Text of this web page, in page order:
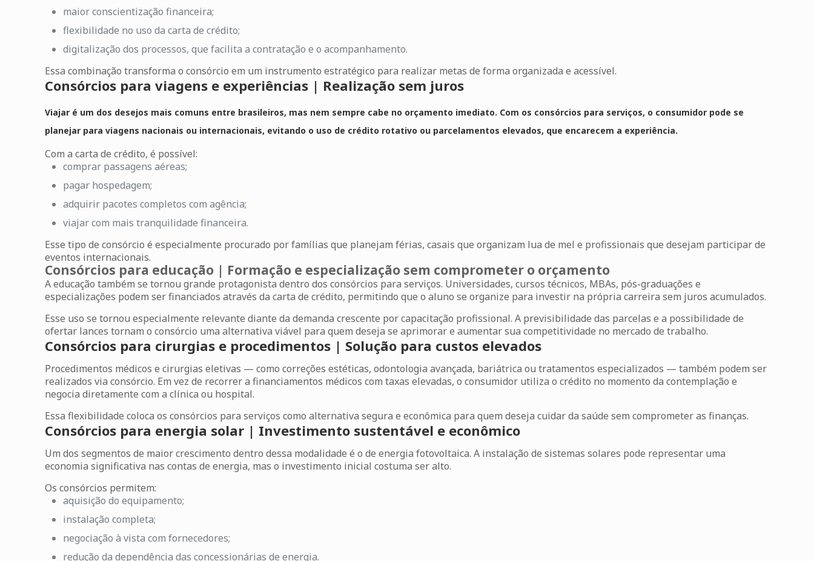
maior conscientização financeira;
flexibilidade no uso da carta de crédito;
digitalização dos processos, que facilita a contratação e o acompanhamento.
Essa combinação transforma o consórcio em um instrumento estratégico para realizar metas de forma organizada e acessível.
Consórcios para viagens e experiências | Realização sem juros
Viajar é um dos desejos mais comuns entre brasileiros, mas nem sempre cabe no orçamento imediato. Com os consórcios para serviços, o consumidor pode se
planejar para viagens nacionais ou internacionais, evitando o uso de crédito rotativo ou parcelamentos elevados, que encarecem a experiência.
Com a carta de crédito, é possível:
comprar passagens aéreas;
pagar hospedagem;
adquirir pacotes completos com agência;
viajar com mais tranquilidade financeira.
Esse tipo de consórcio é especialmente procurado por famílias que planejam férias, casais que organizam lua de mel e profissionais que desejam participar de
eventos internacionais.
Consórcios para educação | Formação e especialização sem comprometer o orçamento
A educação também se tornou grande protagonista dentro dosconsórcios para serviços. Universidades, cursos técnicos, MBAs, pós-graduações e
especializações podem ser financiados através da carta de crédito, permitindo que o aluno se organize para investir na própria carreira sem juros acumulados.
Esse uso se tornou especialmente relevante diante da demanda crescente por capacitação profissional. A previsibilidade das parcelas e a possibilidade de
ofertar lances tornam o consórcio uma alternativa viável para quem deseja se aprimorar e aumentar sua competitividade no mercado de trabalho.
Consórcios para cirurgias e procedimentos | Solução para custos elevados
Procedimentos médicos e cirurgias eletivas — como correções estéticas, odontologia avançada, bariátrica ou tratamentos especializados — também podem ser
realizados via consórcio. Em vez de recorrer a financiamentos médicos com taxas elevadas, o consumidor utiliza o crédito no momento da contemplação e
negocia diretamente com a clínica ou hospital.
Essa flexibilidade coloca osconsórcios para serviços como alternativa segura e econômica para quem deseja cuidar da saúde sem comprometer as finanças.
Consórcios para energia solar | Investimento sustentável e econômico
Um dos segmentos de maior crescimento dentro dessa modalidade é o de energia fotovoltaica. A instalação de sistemas solares pode representar uma
economia significativa nas contas de energia, mas o investimento inicial costuma ser alto.
Os consórcios permitem:
aquisição do equipamento;
instalação completa;
negociação à vista com fornecedores;
redução da dependência das concessionárias de energia.